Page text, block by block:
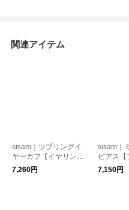
関連アイテム
sisam｜ツブリングイ
ヤーカフ【イヤリン
グ・ピアス】【フォー
マル】【ギフトおすす
7,260円
sisam｜
ピアス【
【ギフト
7,150円